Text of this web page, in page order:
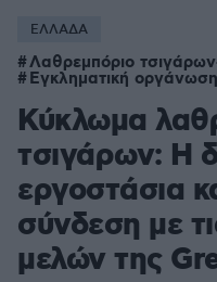
ΕΛΛΑΔΑ
Λαθρεμπόριο τσιγάρων
Εγκληματική οργάνωση
Κύκλωμα
τσιγάρων: Η
εργοστάσια
σύνδεση με
μελών της